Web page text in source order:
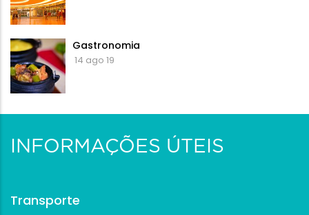
Gastronomia
14 ago 19
INFORMAÇÕES ÚTEIS
Transporte